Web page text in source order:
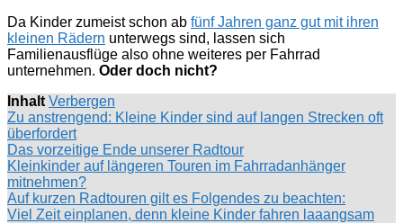
Da Kinder zumeist schon ab fünf Jahren ganz gut mit ihren
kleinen Rädern unterwegs sind, lassen sich
Familienausflüge also ohne weiteres per Fahrrad
unternehmen. Oder doch nicht?
Inhalt Verbergen
Zu anstrengend: Kleine Kinder sind auf langen Strecken oft
überfordert
Das vorzeitige Ende unserer Radtour
Kleinkinder auf längeren Touren im Fahrradanhänger
mitnehmen?
Auf kurzen Radtouren gilt es Folgendes zu beachten:
Viel Zeit einplanen, denn kleine Kinder fahren laaangsam